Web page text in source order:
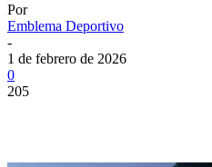
Por
Emblema Deportivo
-
1 de febrero de 2026
0
205